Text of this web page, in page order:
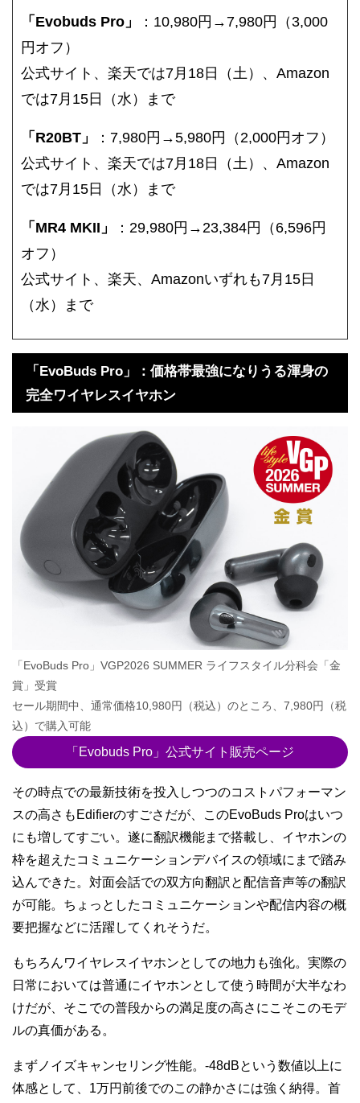
「Evobuds Pro」
：10,980円→7,980円（3,000
円オフ）
公式サイト、楽天では7月18日（土）、Amazon
では7月15日（水）まで
「R20BT」
：7,980円→5,980円（2,000円オフ）
公式サイト、楽天では7月18日（土）、Amazon
では7月15日（水）まで
「MR4 MKII」
：29,980円→23,384円（6,596円
オフ）
公式サイト、楽天、Amazonいずれも7月15日
（水）まで
「EvoBuds Pro」：価格帯最強になりうる渾身の
完全ワイヤレスイヤホン
「EvoBuds Pro」VGP2026 SUMMER ライフスタイル分科会「金
賞」受賞
セール期間中、通常価格10,980円（税込）のところ、7,980円（税
込）で購入可能
「Evobuds Pro」公式サイト販売ページ
その時点での最新技術を投入しつつのコストパフォーマン
スの高さもEdifierのすごさだが、このEvoBuds Proはいつ
にも増してすごい。遂に翻訳機能まで搭載し、イヤホンの
枠を超えたコミュニケーションデバイスの領域にまで踏み
込んできた。対面会話での双方向翻訳と配信音声等の翻訳
が可能。ちょっとしたコミュニケーションや配信内容の概
要把握などに活躍してくれそうだ。
もちろんワイヤレスイヤホンとしての地力も強化。実際の
日常においては普通にイヤホンとして使う時間が大半なわ
けだが、そこでの普段からの満足度の高さにこそこのモデ
ルの真価がある。
まずノイズキャンセリング性能。-48dBという数値以上に
体感として、1万円前後でのこの静かさには強く納得。首